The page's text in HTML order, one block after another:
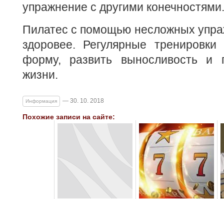
упражнение с другими конечностями.
Пилатес с помощью несложных
здоровее. Регулярные тренировки
форму, развить выносливость и
жизни.
Информация — 30. 10. 2018
Похожие записи на сайте: